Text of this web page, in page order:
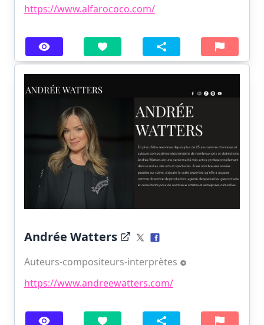
https://www.alfarococo.com/
Andrée Watters
Auteurs-compositeurs-interprètes
https://www.andreewatters.com/